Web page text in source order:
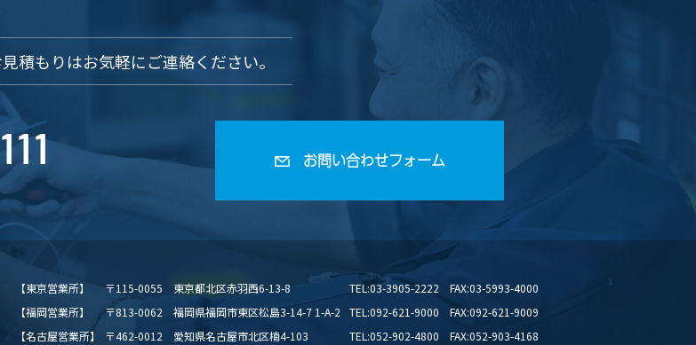
積もりはお気軽にご連絡ください。
お問い合わせフォーム
【東京営業所】 〒115-0055 東京都北区赤羽西6-13-8
TEL:03-3905-2222 FAX:03-5993-4000
【福岡営業所】
〒813-0062 福岡県福岡市東区松島3-14-7 1-A-2 TEL:092-621-9000 FAX:092-621-9009
【名古屋営業所】
〒462-0012 愛知県名古屋市北区楠4-103
TEL:052-902-4800 FAX:052-903-4168